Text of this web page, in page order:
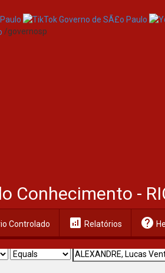
/governosp
Conhecimento -
Controlado analytics Relatórios help